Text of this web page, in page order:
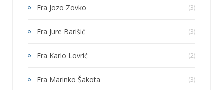
Fra Jozo Zovko (3)
Fra Jure Barišić (3)
Fra Karlo Lovrić (2)
Fra Marinko Šakota (3)